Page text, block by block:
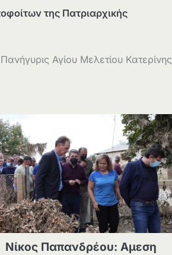
της Πατριαρχικής
Αγίου Μελετίου Κατερίνης
Νίκος Παπανδρέου: Αμεση